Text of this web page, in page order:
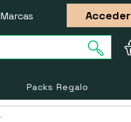
Marcas Acceder
Packs Regalo
.